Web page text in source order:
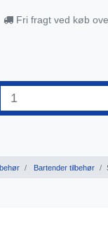
Fri fragt ved køb
Bartender tilbehør